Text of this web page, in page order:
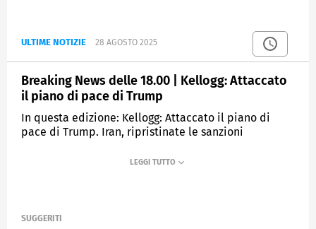
ULTIME NOTIZIE 28 AGOSTO 2025
Breaking News delle 18.00 | Kellogg: Attaccato
il piano di pace di Trump
In questa edizione: Kellogg: Attaccato il piano di
pace di Trump. Iran, ripristinate le sanzioni
Farnesina. Spesa militare, tutti gli alleati Nato al 2%.
MEDIASET
SUGGERITI